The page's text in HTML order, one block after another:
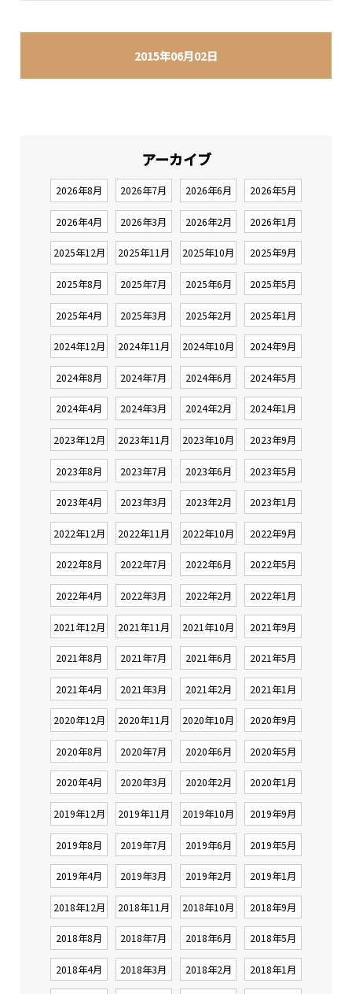
2015年06月02日
アーカイブ
2026年8月 2026年7月 2026年6月 2026年5月
2026年4月 2026年3月 2026年2月 2026年1月
2025年12月 2025年11月 2025年10月 2025年9月
2025年8月 2025年7月 2025年6月 2025年5月
2025年4月 2025年3月 2025年2月 2025年1月
2024年12月 2024年11月 2024年10月 2024年9月
2024年8月 2024年7月 2024年6月 2024年5月
2024年4月 2024年3月 2024年2月 2024年1月
2023年12月 2023年11月 2023年10月 2023年9月
2023年8月 2023年7月 2023年6月 2023年5月
2023年4月 2023年3月 2023年2月 2023年1月
2022年12月 2022年11月 2022年10月 2022年9月
2022年8月 2022年7月 2022年6月 2022年5月
2022年4月 2022年3月 2022年2月 2022年1月
2021年12月 2021年11月 2021年10月 2021年9月
2021年8月 2021年7月 2021年6月 2021年5月
2021年4月 2021年3月 2021年2月 2021年1月
2020年12月 2020年11月 2020年10月 2020年9月
2020年8月 2020年7月 2020年6月 2020年5月
2020年4月 2020年3月 2020年2月 2020年1月
2019年12月 2019年11月 2019年10月 2019年9月
2019年8月 2019年7月 2019年6月 2019年5月
2019年4月 2019年3月 2019年2月 2019年1月
2018年12月 2018年11月 2018年10月 2018年9月
2018年8月 2018年7月 2018年6月 2018年5月
2018年4月 2018年3月 2018年2月 2018年1月